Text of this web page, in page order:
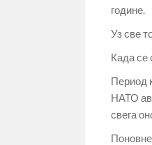
године.
Уз све
Када се
Период
НАТО
свега